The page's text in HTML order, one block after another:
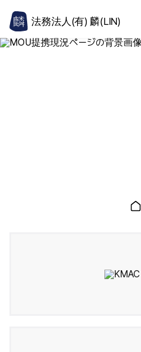
法務法人(有) 麟(LIN)